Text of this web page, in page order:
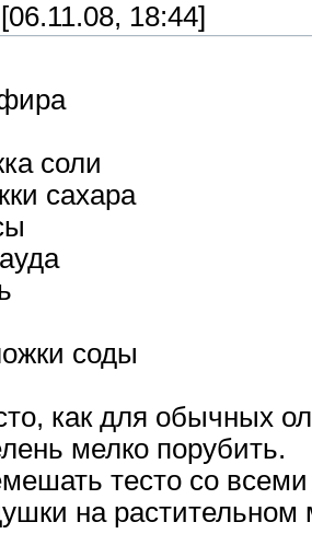
18:44]
соли
сахара
соды
как для обычных
мелко порубить.
тесто со
на растительном